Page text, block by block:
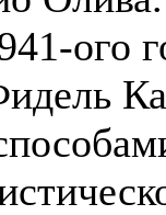
ого